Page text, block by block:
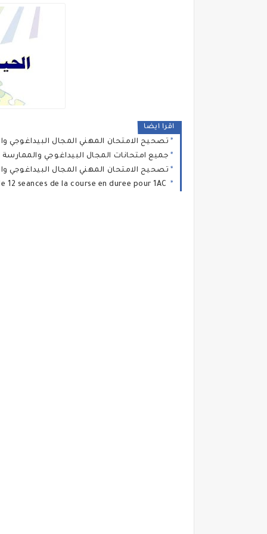
اقرا ايضا
تصحيح الامتحان المهني المجال البيداغوجي
جميع امتحانات المجال البيداغوجي والممارسة المهنية من 2012
تصحيح الامتحان المهني المجال البيداغوجي